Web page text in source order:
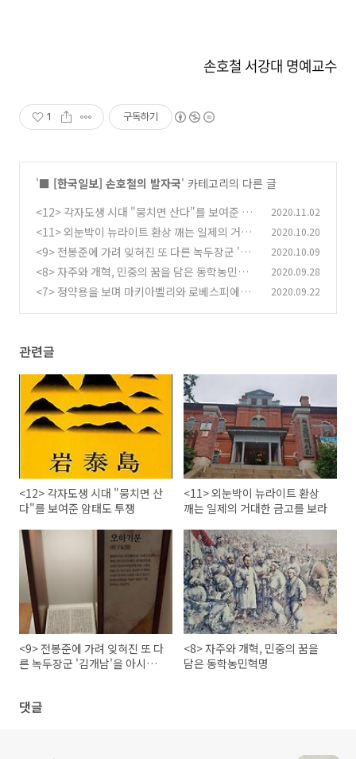
손호철 서강대 명예교수
1 구독하기
'■ [한국일보] 손호철의 발자국' 카테고리의 다른 글
<12> 각자도생 시대 "뭉치면 산다"를 보여준 암
태도 투쟁
(0)
2020.11.02
<11> 외눈박이 뉴라이트 환상 깨는 일제의 거대
한 금고를 보라
(0)
2020.10.20
<9> 전봉준에 가려 잊혀진 또 다른 녹두장군 '김
개남'을 아시나요
(0)
2020.10.09
<8> 자주와 개혁, 민중의 꿈을 담은 동학농민혁
명 (0)
2020.09.28
<7> 정약용을 보며 마키아벨리와 로베스피에르
2020.09.22
관련글
<12> 각자도생 시대 "뭉치면 산
다"를 보여준 암태도 투쟁
<11> 외눈박이 뉴라이트 환상
깨는 일제의 거대한 금고를 보라
<9> 전봉준에 가려 잊혀진 또 다
른 녹두장군 '김개남'을 아시나
<8> 자주와 개혁, 민중의 꿈을
담은 동학농민혁명
댓글